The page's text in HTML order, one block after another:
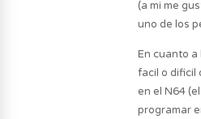
(a mi me
uno de los
En cuanto a
facil o dificil
en el N64
programar